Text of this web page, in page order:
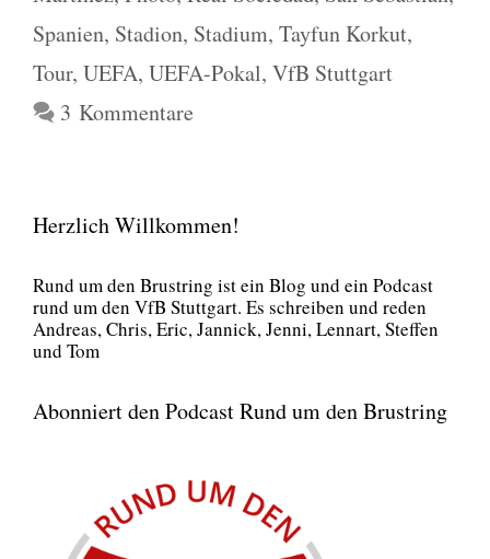
Spanien, Stadion, Stadium, Tayfun Korkut,
Tour, UEFA, UEFA-Pokal, VfB Stuttgart
3 Kommentare
Herzlich Willkommen!
Rund um den Brust­ring ist ein Blog und ein Pod­cast
rund um den VfB Stutt­gart. Es schrei­ben und reden
Andre­as, Chris, Eric, Jan­nick, Jen­ni, Lenn­art, Stef­fen
und Tom
Abonniert den Podcast Rund um den Brustring